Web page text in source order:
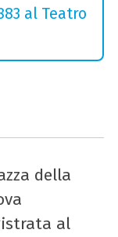
al Teatro
della
al